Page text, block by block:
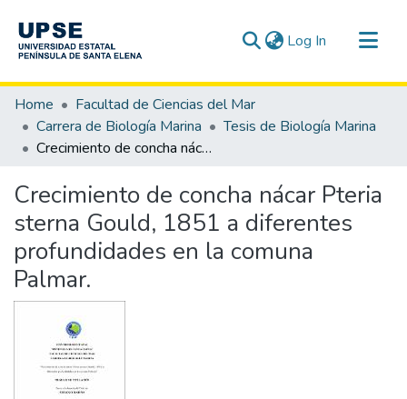
Log In (current)
Communities & Collections
All of DSpace
Statistics
Home
Facultad de Ciencias del Mar
Carrera de Biología Marina
Tesis de Biología Marina
Crecimiento de concha nácar Pteria sterna Gould, 1851 a diferentes profundidades en la comuna Palmar.
Crecimiento de concha nácar Pteria
sterna Gould, 1851 a diferentes
profundidades en la comuna
Palmar.